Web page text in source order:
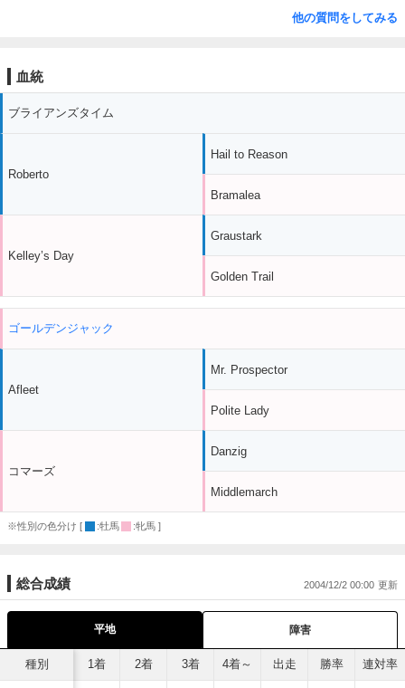
他の質問をしてみる
血統
ブライアンズタイム
Roberto
Kelley’s Day
Hail to Reason
Bramalea
Graustark
Golden Trail
ゴールデンジャック
Afleet
コマーズ
Mr. Prospector
Polite Lady
Danzig
Middlemarch
※性別の色分け [ :牡馬 :牝馬 ]
総合成績 2004/12/2 00:00
平地 障害
種別 1着 2着 3着 4着～ 出走 勝率 連対率